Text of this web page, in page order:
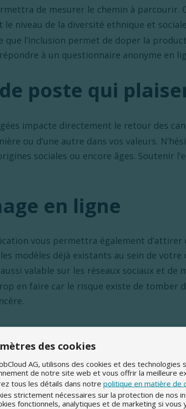
de mesurer le chemin à parcourir.
niveau de la diversité ethnique et
que l’inclusion permet de doper la
à un questionnaire anonyme en
poste qui
impacte directement le retour des
ou d’une autre dans vos valeurs.
sociales ou encore âges. Soutenir
en ligne
vous permettra également
modèles déjà existants au sein de
aussi valable sur les réseaux sociaux et
en faire car le risque existe de tomber
gratuitement une offre d’emploi chez la
maintenant
des cookies
AG, utilisons des cookies et des technologies
de notre site web et vous offrir la meilleure
tous les détails dans notre politique en matière de
strictement nécessaires sur la protection de nos
fonctionnels, analytiques et de marketing si vous